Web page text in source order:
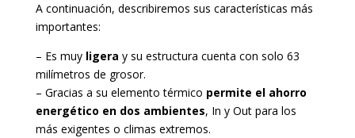
A continuación, describiremos sus características más
importantes:
– Es muy ligera y su estructura cuenta con solo 63
milímetros de grosor.
– Gracias a su elemento térmico permite el ahorro
energético en dos ambientes, In y Out para los
más exigentes o climas extremos.